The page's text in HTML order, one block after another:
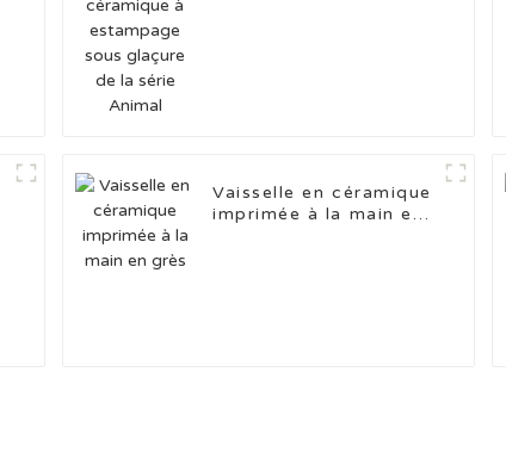
Vaisselle en céramique
imprimée à la main en